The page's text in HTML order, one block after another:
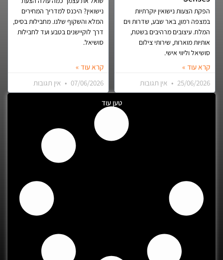
הפקת הצעות נישואין יוקרתיות
במצפה רמון, באר שבע, שדרות וים
המלח. עיצובים מרהיבים בשטח,
אותיות מוארות, שירותי צילום
סושיאל וליווי אישי.
קרא עוד »
25/06/2026
אין תגובות
נישואין? היכנס למדריך המחירים
המלא והשקוף שלנו. מחבילות בסיס,
דרך לוקיישנים בטבע ועד לחבילות
סושיאל.
קרא עוד »
07/06/2026
אין תגובות
טען עוד